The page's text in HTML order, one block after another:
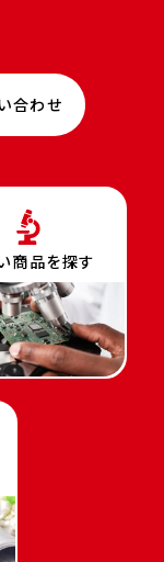
合わせ
商品を探す